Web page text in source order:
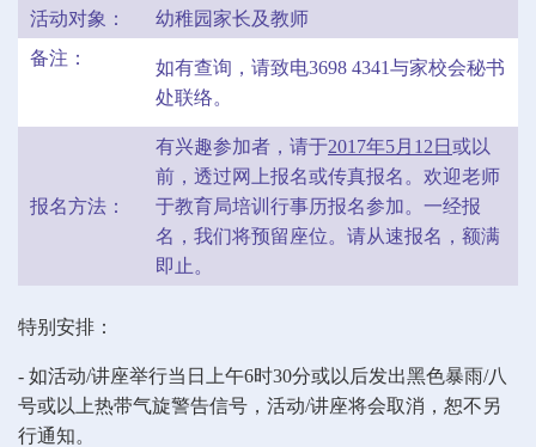
活动对象：
幼稚园家长及教师
备注：
如有查询，请致电3698 4341与家校会秘书
处联络。
报名方法：
有兴趣参加者，请于2017年5月 12 日 或以
前，透过网上报名或传真报名。欢迎老师
于教育局培训行事历报名参加。一经报
名，我们将预留座位。请从速报名，额满
即止。
特别安排：
- 如活动/讲座举行当日上午6时30分或以后发出黑色暴雨/八
号或以上热带气旋警告信号， 活动/讲座将会取消，恕不另
行通知。